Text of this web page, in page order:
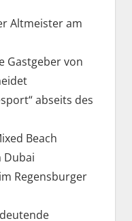
Altmeister am
Gastgeber von
abseits des
Beach
Dubai
Regensburger